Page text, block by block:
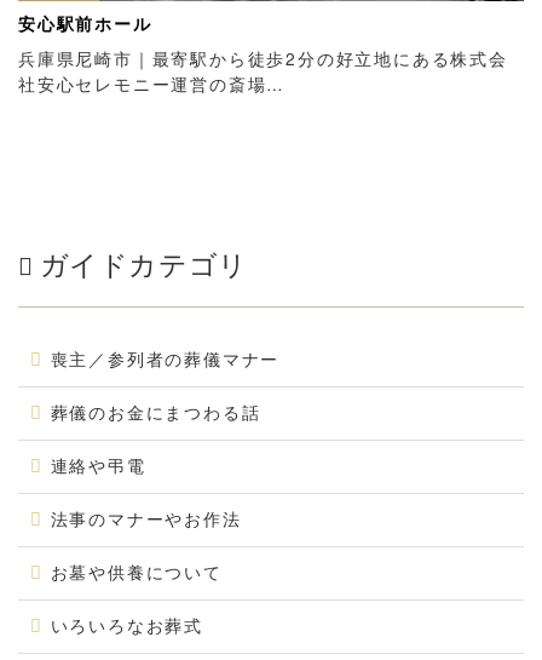
安心駅前ホール
兵庫県尼崎市｜最寄駅から徒歩2分の好立地にある株式会
社安心セレモニー運営の斎場…
ガイドカテゴリ
喪主／参列者の葬儀マナー
葬儀のお金にまつわる話
連絡や弔電
法事のマナーやお作法
お墓や供養について
いろいろなお葬式